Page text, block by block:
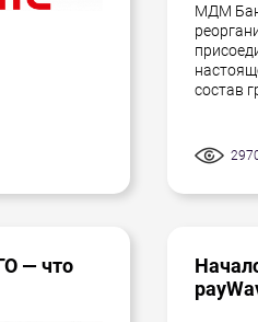
МДМ
состав
— что